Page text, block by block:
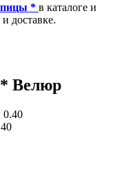
* в каталоге и
доставке.
Велюр